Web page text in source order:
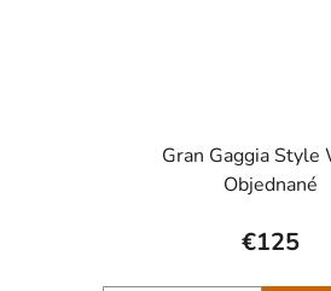
Gran Gaggia Style
Objednané
€125